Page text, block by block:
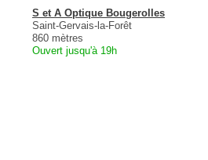
S et A Optique Bougerolles
Saint-Gervais-la-Forêt
860 mètres
Ouvert jusqu'à 19h